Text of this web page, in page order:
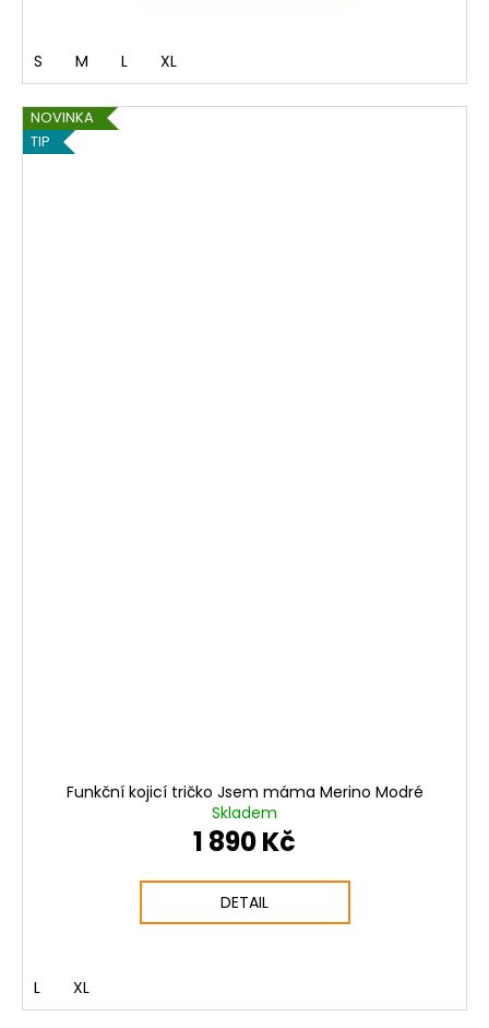
S M L XL
NOVINKA
TIP
Funkční kojicí tričko Jsem máma Merino Modré
Skladem
1 890 Kč
DETAIL
L XL